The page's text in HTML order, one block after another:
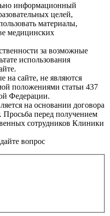
информационный
целей,
материалы,
медицинских
за возможные
использования
сайте, не являются
положениями статьи 437
Федерации.
на основании договора
Просьба перед получением
сотрудников Клиники
вопрос